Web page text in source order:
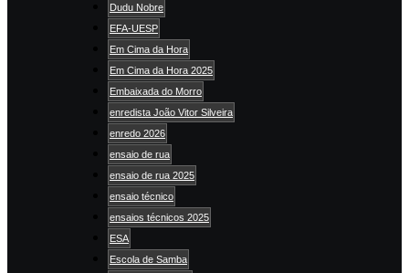
Dudu Nobre
EFA-UESP
Em Cima da Hora
Em Cima da Hora 2025
Embaixada do Morro
enredista João Vitor Silveira
enredo 2026
ensaio de rua
ensaio de rua 2025
ensaio técnico
ensaios técnicos 2025
ESA
Escola de Samba